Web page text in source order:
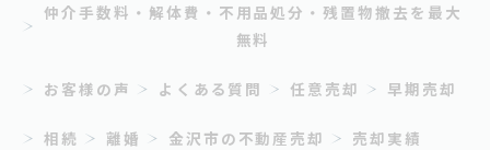
仲介手数料・解体費・不用品処分・残置物撤去を最大
無料
お客様の声 よくある質問 任意売却 早期売却
相続 離婚 金沢市の不動産売却 売却実績